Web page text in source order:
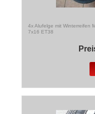
4x Alufelge mit Winterreifen
7x16 ET38